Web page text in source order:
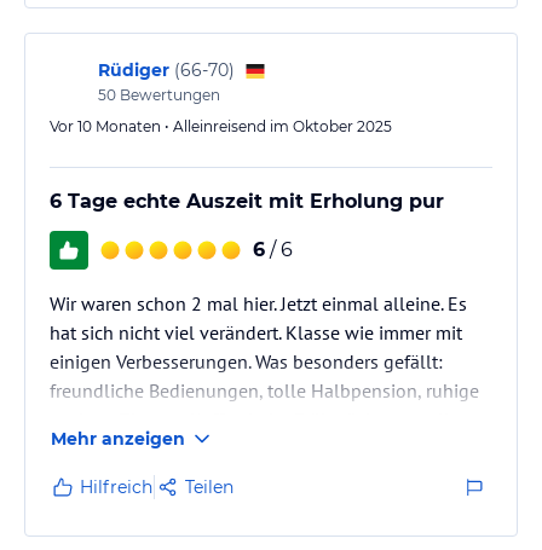
Rüdiger (66-70)
50 Bewertungen
Vor 10 Monaten • Alleinreisend im Oktober 2025
6 Tage echte Auszeit mit Erholung pur
6 / 6
Wir waren schon 2 mal hier. Jetzt einmal alleine. Es
hat sich nicht viel verändert. Klasse wie immer mit
einigen Verbesserungen. Was besonders gefällt:
freundliche Bedienungen, tolle Halbpension, ruhige
holen, toller Wellnessbereich, ruhige Lage,
ausreichend Parkplätze und und und ....
Mehr anzeigen
Hilfreich Teilen